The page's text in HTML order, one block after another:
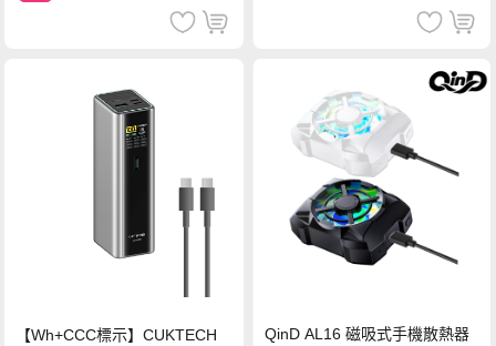
【Wh+CCC標示】CUKTECH
QinD AL16 磁吸式手機散熱器